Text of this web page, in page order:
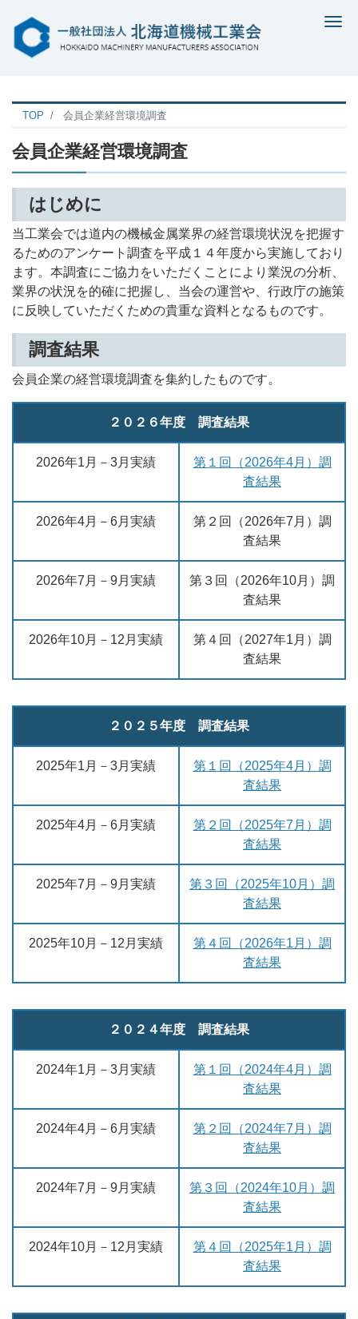
TOP 会員企業経営環境調査
会員企業経営環境調査
はじめに
当工業会では道内の機械金属業界の経営環境状況を把握す
るためのアンケート調査を平成１４年度から実施しており
ます。本調査にご協力をいただくことにより業況の分析、
業界の状況を的確に把握し、当会の運営や、行政庁の施策
に反映していただくための貴重な資料となるものです。
調査結果
会員企業の経営環境調査を集約したものです。
２０２６年度 調査結果
2026年1月－3月実績
第１回（2026年4月）調
査結果
2026年4月－6月実績
第２回（2026年7月）調
査結果
2026年7月－9月実績
第３回（2026年10月）調
査結果
2026年10月－12月実績
第４回（2027年1月）調
査結果
２０２５年度 調査結果
2025年1月－3月実績
第１回（2025年4月）調
査結果
2025年4月－6月実績
第２回（2025年7月）調
査結果
2025年7月－9月実績
第３回（2025年10月）調
査結果
2025年10月－12月実績
第４回（2026年1月）調
査結果
２０２４年度 調査結果
2024年1月－3月実績
第１回（2024年4月）調
査結果
2024年4月－6月実績
第２回（2024年7月）調
査結果
2024年7月－9月実績
第３回（2024年10月）調
査結果
2024年10月－12月実績
第４回（2025年1月）調
査結果